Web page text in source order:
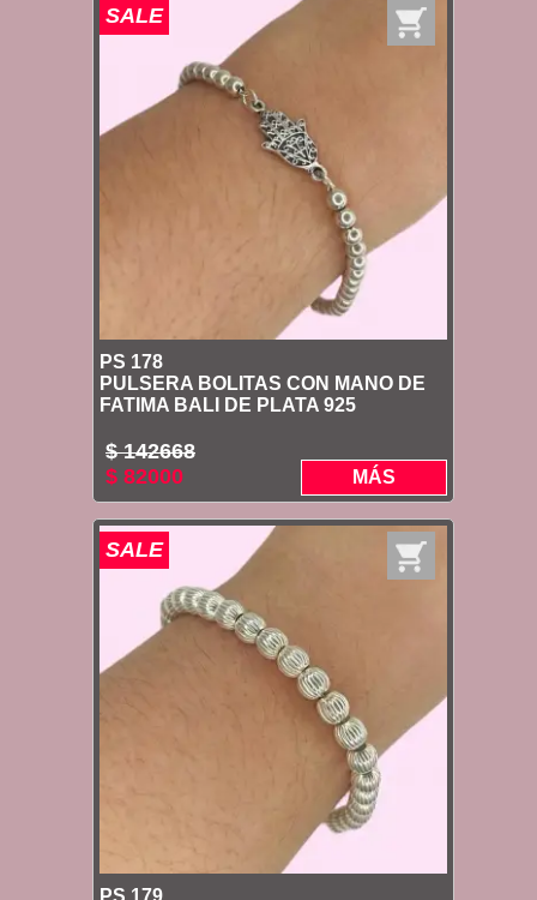
SALE
PS 178
PULSERA BOLITAS CON MANO DE
FATIMA BALI DE PLATA 925
$ 142668
$ 82000
MÁS
SALE
PS 179